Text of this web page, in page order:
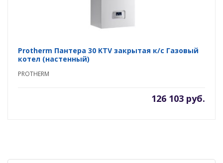
Protherm Пантера 30 KTV закрытая к/с Газовый
котел (настенный)
PROTHERM
126 103 руб.